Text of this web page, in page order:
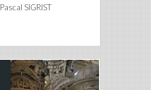
SIGRIST